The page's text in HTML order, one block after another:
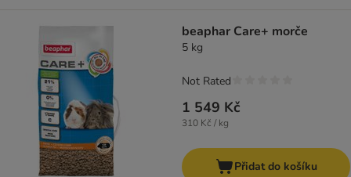
beaphar Care+ morče
5 kg
1 549 Kč
310 Kč / kg
Not Rated
Přidat do košíku